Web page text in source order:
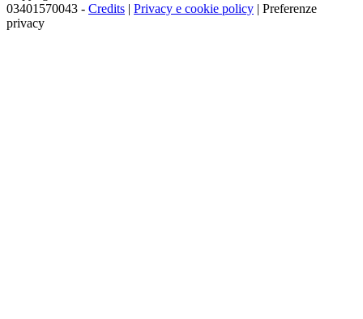
03401570043 - Credits | Privacy e cookie policy | Preferenze
privacy